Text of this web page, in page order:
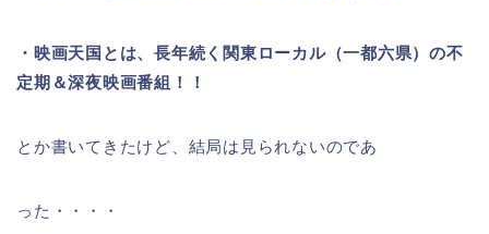
・映画天国とは、長年続く関東ローカル（一都六県）の不
定期＆深夜映画番組！！
とか書いてきたけど、結局は見られないのであ
った・・・・